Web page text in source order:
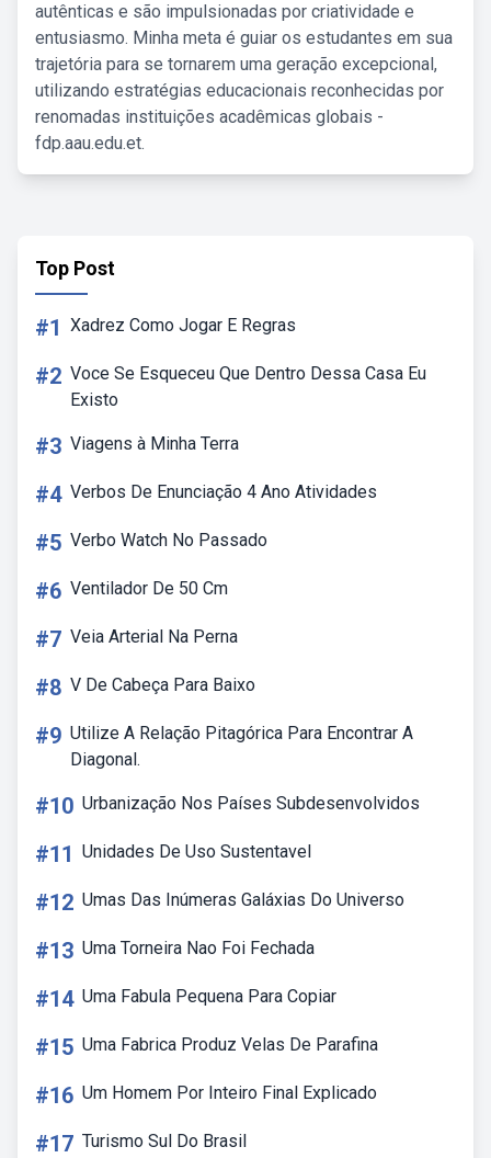
autênticas e são impulsionadas por criatividade e
entusiasmo. Minha meta é guiar os estudantes em sua
trajetória para se tornarem uma geração excepcional,
utilizando estratégias educacionais reconhecidas por
renomadas instituições acadêmicas globais -
fdp.aau.edu.et.
Top Post
#1 Xadrez Como Jogar E Regras
#2 Voce Se Esqueceu Que Dentro Dessa Casa Eu
Existo
#3 Viagens à Minha Terra
#4 Verbos De Enunciação 4 Ano Atividades
#5 Verbo Watch No Passado
#6 Ventilador De 50 Cm
#7 Veia Arterial Na Perna
#8 V De Cabeça Para Baixo
#9 Utilize A Relação Pitagórica Para Encontrar A
Diagonal.
#10 Urbanização Nos Países Subdesenvolvidos
#11 Unidades De Uso Sustentavel
#12 Umas Das Inúmeras Galáxias Do Universo
#13 Uma Torneira Nao Foi Fechada
#14 Uma Fabula Pequena Para Copiar
#15 Uma Fabrica Produz Velas De Parafina
#16 Um Homem Por Inteiro Final Explicado
#17 Turismo Sul Do Brasil